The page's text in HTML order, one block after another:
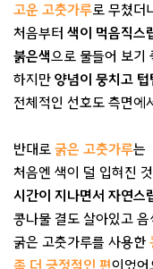
고운 고춧가루로 무쳤더니
처음부터 색이 먹음직스
붉은색으로 물들어 보기
하지만 양념이 뭉치고
전체적인 선호도 측면에
반대로 굵은 고춧가루는
처음엔 색이 덜 입혀진
시간이 지나면서 자연스
콩나물 결도 살아있고
굵은 고춧가루를 사용한
좀 더 긍정적인 편이었어